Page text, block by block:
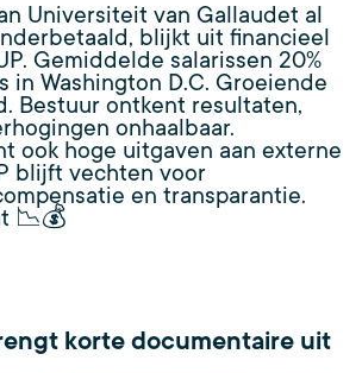
Universiteit van Gallaudet al
blijkt uit financieel
Gemiddelde salarissen 20%
in Washington D.C. Groeiende
Bestuur ontkent resultaten,
onhaalbaar.
ook hoge uitgaven aan externe
blijft vechten voor
en transparantie.
📉💰
korte documentaire uit